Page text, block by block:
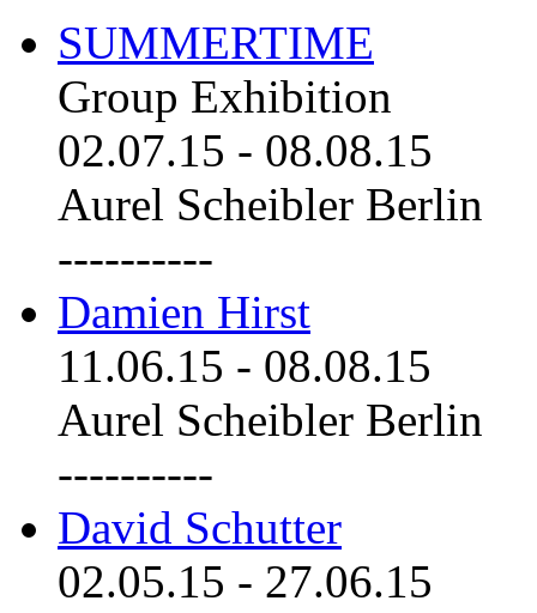
SUMMERTIME
Group Exhibition
02.07.15 - 08.08.15
Aurel Scheibler Berlin
----------
Damien Hirst
11.06.15 - 08.08.15
Aurel Scheibler Berlin
----------
David Schutter
02.05.15 - 27.06.15